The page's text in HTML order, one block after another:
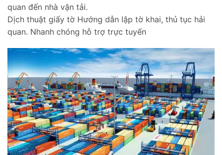
quan đến nhà vận tải.
Dịch thuật giấy tờ Hướng dẫn lập tờ khai, thủ tục hải
quan. Nhanh chóng hỗ trợ trực tuyến